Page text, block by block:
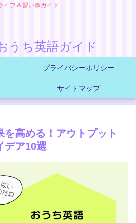
イフ＆習い事ガイド
うち英語ガイド
プライバシーポリシー
サイトマップ
を高める！アウトプット
デア10選